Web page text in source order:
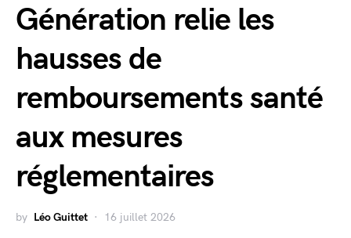
Génération relie les
hausses de
remboursements santé
aux mesures
réglementaires
by Léo Guittet 16 juillet 2026